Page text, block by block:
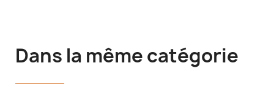
Dans la même catégorie